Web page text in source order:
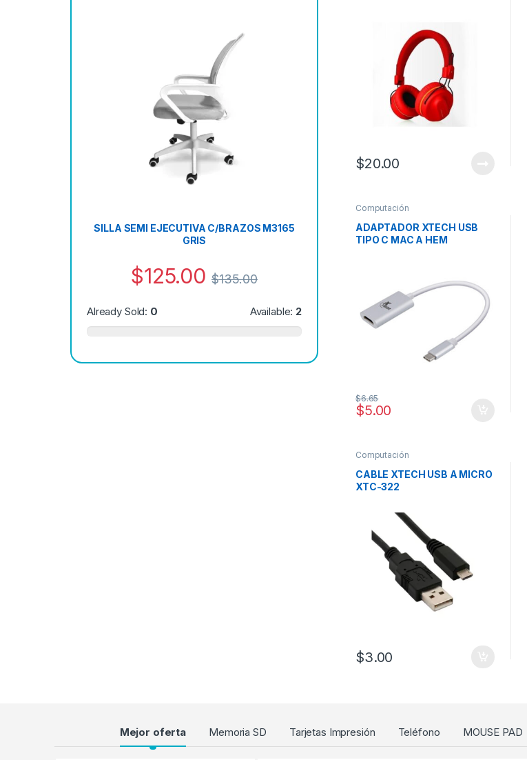
SILLA SEMI EJECUTIVA C/BRAZOS M3165
GRIS
$125.00 $135.00
Already Sold: 0 Available: 2
$20.00
Computación
ADAPTADOR XTECH USB
TIPO C MAC A HEM
$5.00
$6.65
Computación
CABLE XTECH USB A MICRO
XTC-322
$3.00
Mejor oferta Memoria SD Tarjetas Impresión Teléfono MOUSE PAD